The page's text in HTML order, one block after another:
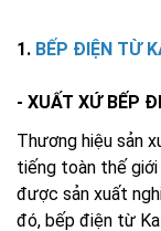
1. BẾP ĐIỆN TỪ
- XUẤT XỨ BẾP
Thương hiệu sản
tiếng toàn thế
được sản xuất
đó, bếp điện từ